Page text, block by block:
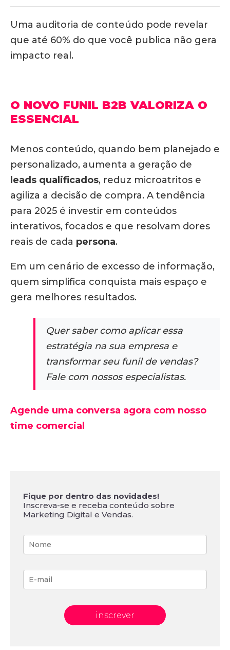
Uma auditoria de conteúdo pode revelar
que até 60% do que você publica não gera
impacto real.
O NOVO FUNIL B2B VALORIZA O
ESSENCIAL
Menos conteúdo, quando bem planejado e
personalizado, aumenta a geração de
leads qualificados, reduz microatritos e
agiliza a decisão de compra. A tendência
para 2025 é investir em conteúdos
interativos, focados e que resolvam dores
reais de cada persona.
Em um cenário de excesso de informação,
quem simplifica conquista mais espaço e
gera melhores resultados.
Quer saber como aplicar essa
estratégia na sua empresa e
transformar seu funil de vendas?
Fale com nossos especialistas.
Agende uma conversa agora com nosso
time comercial
Fique por dentro das novidades!
Inscreva-se e receba conteúdo sobre
Marketing Digital e Vendas.
inscrever